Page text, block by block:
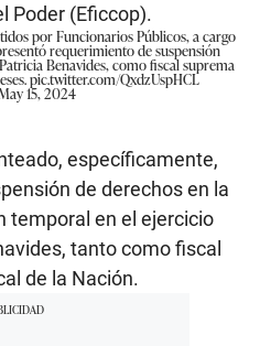
Poder (Eficcop).
por Funcionarios Públicos, a cargo
requerimiento de suspensión
Benavides, como fiscal suprema
pic.twitter.com/QxdzUspHCL
15, 2024
específicamente,
de derechos en la
temporal en el ejercicio
tanto como fiscal
de la Nación.